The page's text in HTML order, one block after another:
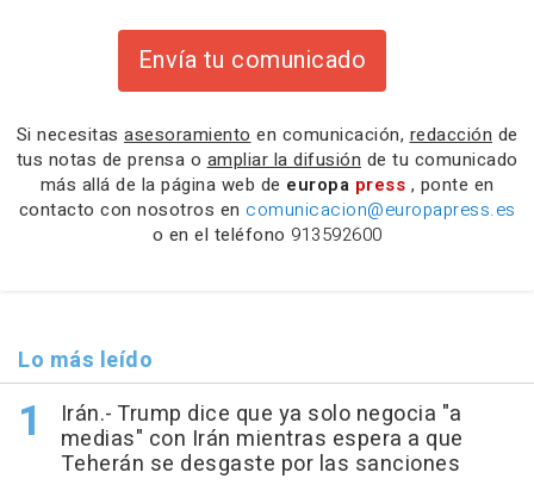
Envía tu comunicado
Si necesitas asesoramiento en comunicación, redacción de
tus notas de prensa o ampliar la difusión de tu comunicado
más allá de la página web de europa press , ponte en
contacto con nosotros en comunicacion@europapress.es
o en el teléfono 913592600
Lo más leído
Irán.- Trump dice que ya solo negocia "a
medias" con Irán mientras espera a que
Teherán se desgaste por las sanciones